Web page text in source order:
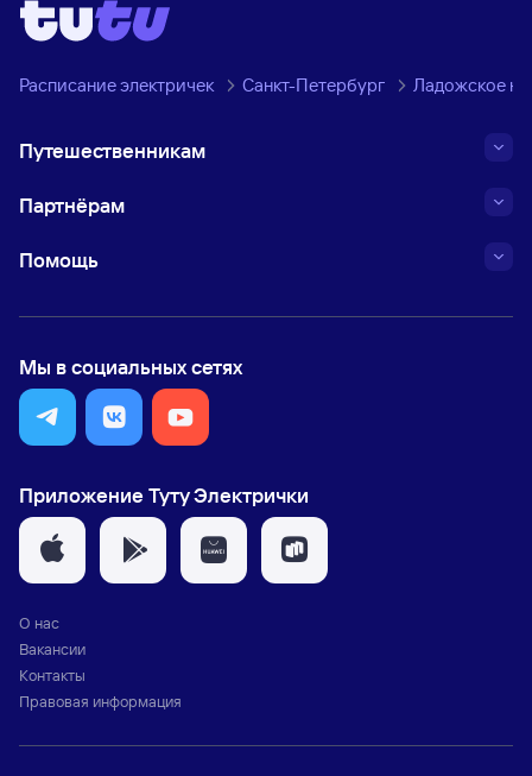
Расписание электричек Санкт-Петербург Ладожское
Путешественникам
Партнёрам
Помощь
Мы в социальных сетях
Приложение Туту Электрички
О нас
Вакансии
Контакты
Правовая информация